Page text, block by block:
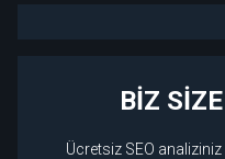
BİZ
Ücretsiz SEO